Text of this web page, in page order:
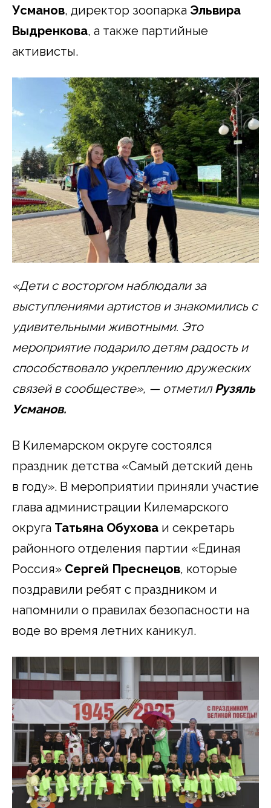
Усманов, директор зоопарка Эльвира
Выдренкова, а также партийные
активисты.
«Дети с восторгом наблюдали за
выступлениями артистов и знакомились с
удивительными животными. Это
мероприятие подарило детям радость и
способствовало укреплению дружеских
связей в сообществе», — отметилРузяль
Усманов.
В Килемарском округе состоялся
праздник детства «Самый детский день
в году». В мероприятии приняли участие
глава администрации Килемарского
округа Татьяна Обухова и секретарь
районного отделения партии «Единая
Россия» Сергей Преснецов, которые
поздравили ребят с праздником и
напомнили о правилах безопасности на
воде во время летних каникул.